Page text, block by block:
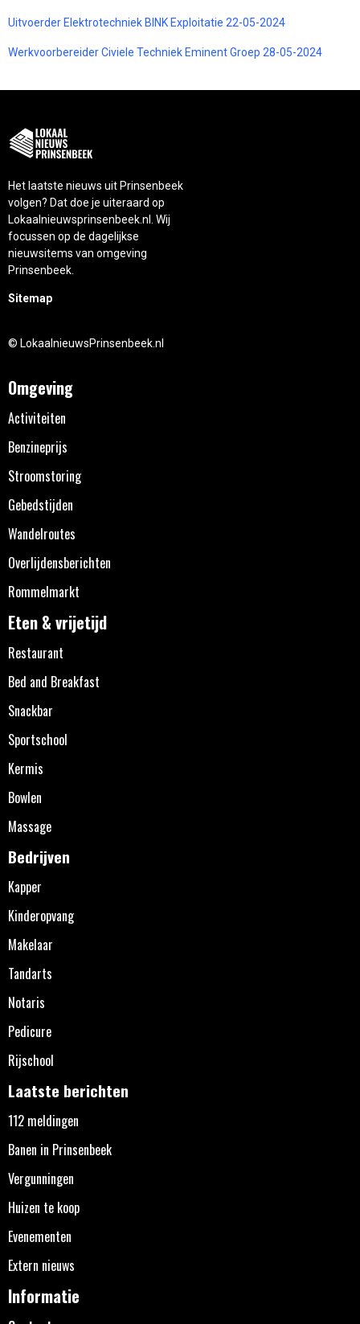
Uitvoerder Elektrotechniek BINK Exploitatie 22-05-2024
Werkvoorbereider Civiele Techniek Eminent Groep 28-05-2024
Het laatste nieuws uit Prinsenbeek
volgen? Dat doe je uiteraard op
Lokaalnieuwsprinsenbeek.nl. Wij
focussen op de dagelijkse
nieuwsitems van omgeving
Prinsenbeek.
Sitemap
© LokaalnieuwsPrinsenbeek.nl
Omgeving
Activiteiten
Benzineprijs
Stroomstoring
Gebedstijden
Wandelroutes
Overlijdensberichten
Rommelmarkt
Eten & vrijetijd
Restaurant
Bed and Breakfast
Snackbar
Sportschool
Kermis
Bowlen
Massage
Bedrijven
Kapper
Kinderopvang
Makelaar
Tandarts
Notaris
Pedicure
Rijschool
Laatste berichten
112 meldingen
Banen in Prinsenbeek
Vergunningen
Huizen te koop
Evenementen
Extern nieuws
Informatie